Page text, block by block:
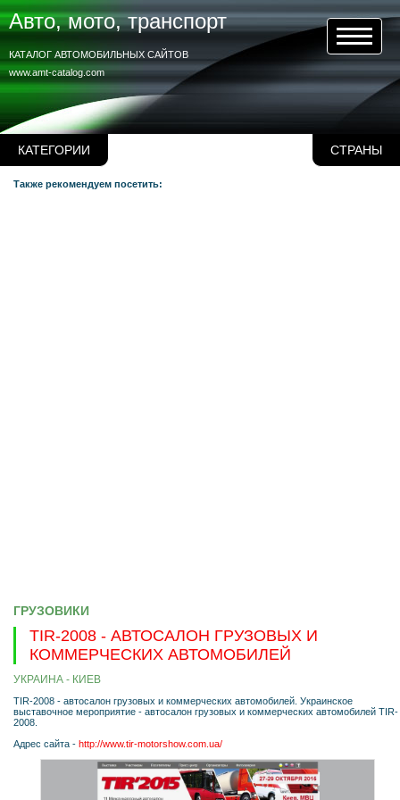
КАТЕГОРИИ СТРАНЫ
Авто, мото, транспорт
www.amt-catalog.com
КАТАЛОГ АВТОМОБИЛЬНЫХ САЙТОВ
Также рекомендуем посетить:
ГРУЗОВИКИ
TIR-2008 - АВТОСАЛОН ГРУЗОВЫХ И
КОММЕРЧЕСКИХ АВТОМОБИЛЕЙ
УКРАИНА - КИЕВ
TIR-2008 - автосалон грузовых и коммерческих автомобилей. Украинское
выставочное мероприятие - автосалон грузовых и коммерческих автомобилей TIR-
2008.
Адрес сайта - http://www.tir-motorshow.com.ua/